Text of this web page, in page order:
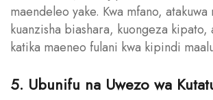
maendeleo yake. Kwa mfano,
kuanzisha biashara, kuongeza kipato,
katika maeneo fulani kwa kipindi
5. Ubunifu na Uwezo wa